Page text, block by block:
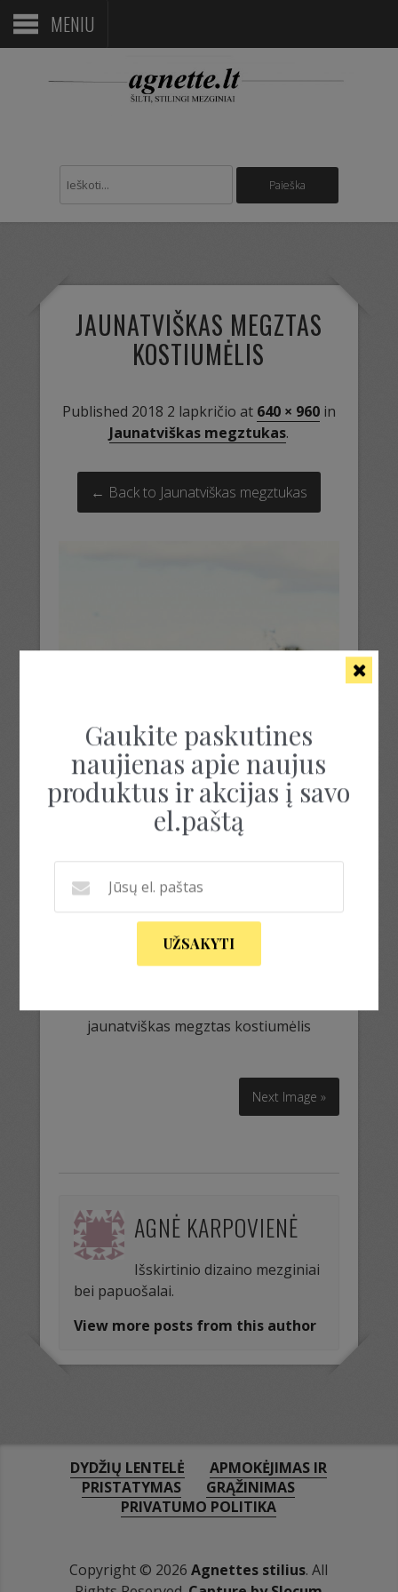
MENIU
JAUNATVIŠKAS MEGZTAS
KOSTIUMĖLIS
Published 2018 2 lapkričio at 640 × 960in
Jaunatviškas megztukas.
← Back to Jaunatviškas megztukas
jaunatviškas megztas kostiumėlis
Next Image »
AGNĖ KARPOVIENĖ
Išskirtinio dizaino mezginiai
bei papuošalai.
View more posts from this author
DYDŽIŲ LENTELĖ
APMOKĖJIMAS IR
PRISTATYMAS
GRĄŽINIMAS
PRIVATUMO POLITIKA
Copyright © 2026Agnettes stilius. All
Gaukite paskutines
naujienas apie naujus
produktus ir akcijas į savo
el.paštą
UŽSAKYTI